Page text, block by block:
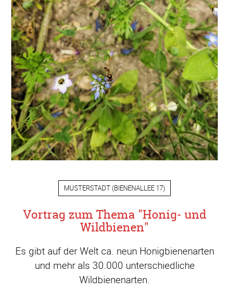
MUSTERSTADT (BIENENALLEE 17)
Vortrag zum Thema "Honig- und
Wildbienen"
Es gibt auf der Welt ca. neun Honigbienenarten
und mehr als 30.000 unterschiedliche
Wildbienenarten.